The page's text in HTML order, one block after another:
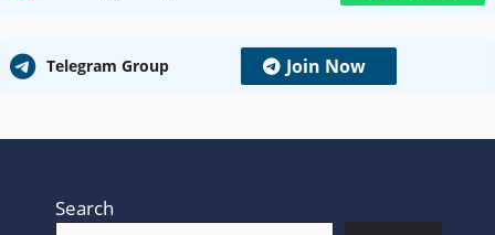
Telegram Group Join Now
Search